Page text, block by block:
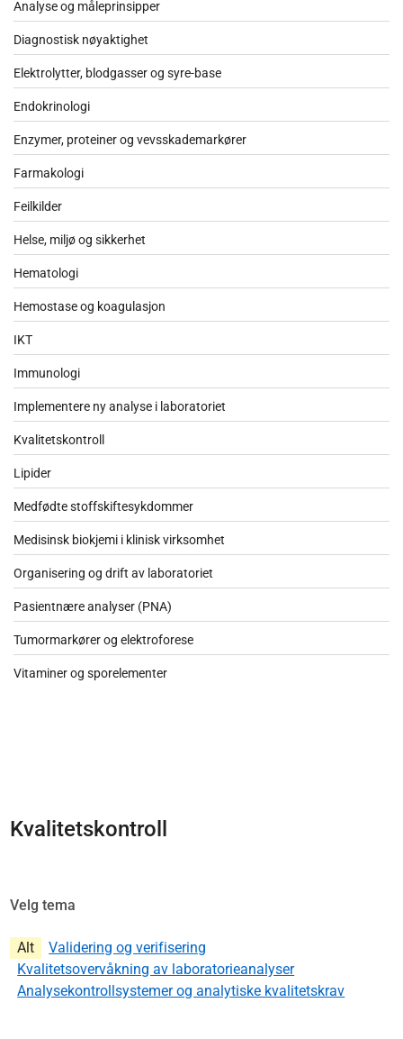
Analyse og måleprinsipper
Diagnostisk nøyaktighet
Elektrolytter, blodgasser og syre-base
Endokrinologi
Enzymer, proteiner og vevsskademarkører
Farmakologi
Feilkilder
Helse, miljø og sikkerhet
Hematologi
Hemostase og koagulasjon
IKT
Immunologi
Implementere ny analyse i laboratoriet
Kvalitetskontroll
Lipider
Medfødte stoffskiftesykdommer
Medisinsk biokjemi i klinisk virksomhet
Organisering og drift av laboratoriet
Pasientnære analyser (PNA)
Tumormarkører og elektroforese
Vitaminer og sporelementer
Kvalitetskontroll
Velg tema
Alt
Validering og verifisering
Kvalitetsovervåkning av laboratorieanalyser
Analysekontrollsystemer og analytiske kvalitetskrav